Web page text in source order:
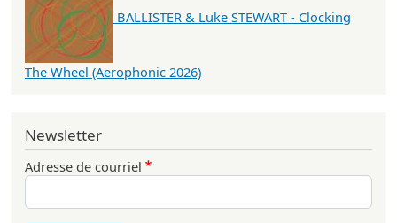
BALLISTER & Luke STEWART - Clocking
The Wheel (Aerophonic 2026)
Newsletter
Adresse de courriel